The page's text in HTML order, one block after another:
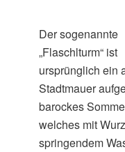
Der sogenannte
„Flaschlturm“ ist
ursprünglich ein
Stadtmauer
barockes
welches mit
springendem